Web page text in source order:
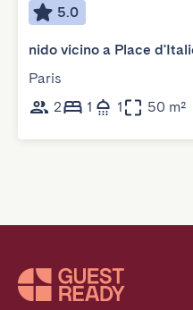
5.0
nido vicino a Place
Paris
2
1 1 50 m²